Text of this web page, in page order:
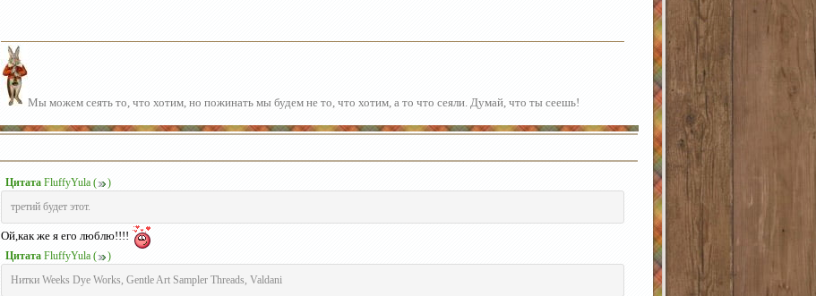
Мы можем сеять то, что хотим, но пожинать мы будем не то, что хотим, а то что сеяли. Думай, что ты сеешь!
Цитата FluffyYula (
)
третий будет этот.
Ой,как же я его люблю!!!!
Цитата FluffyYula (
)
Нитки Weeks Dye Works, Gentle Art Sampler Threads, Valdani